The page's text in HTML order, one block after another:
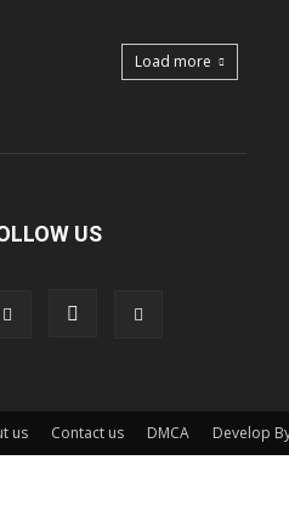
Load more
US
us Contact us DMCA Develop